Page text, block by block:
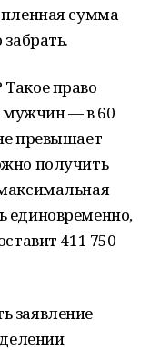
сумма
право
мужчин — в 60
превышает
получить
единовременно,
411 750
заявление